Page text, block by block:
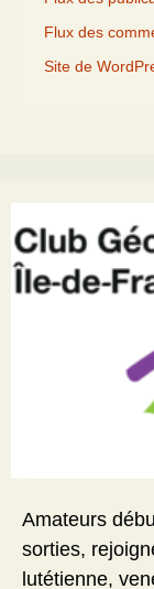
Flux des
Site de
Amateurs
sorties,
lutétienne,